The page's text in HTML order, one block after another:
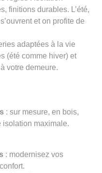
finitions durables. L’été,
et on profite de
adaptées à la vie
(été comme hiver) et
votre demeure.
: sur mesure, en bois,
isolation maximale.
: modernisez vos